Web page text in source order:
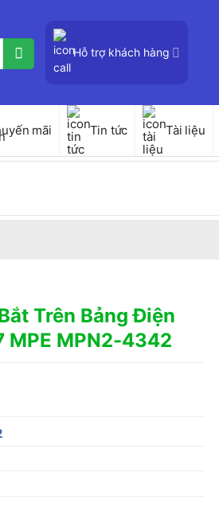
Hỗ trợ khách hàng
mãi Tin tức Tài liệu
Trên Bảng Điện
MPE MPN2-4342